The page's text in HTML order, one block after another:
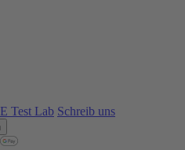
Test Lab Schreib uns